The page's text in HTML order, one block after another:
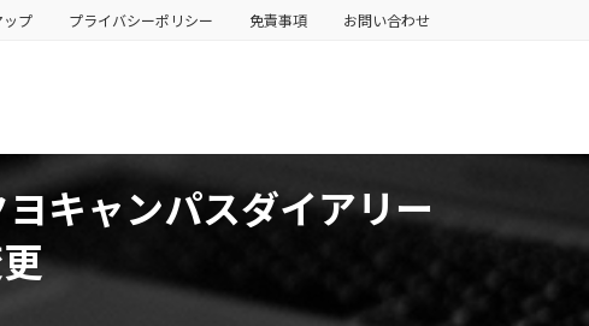
ップ プライバシーポリシー 免責事項 お問い合わせ
キャンパスダイアリー